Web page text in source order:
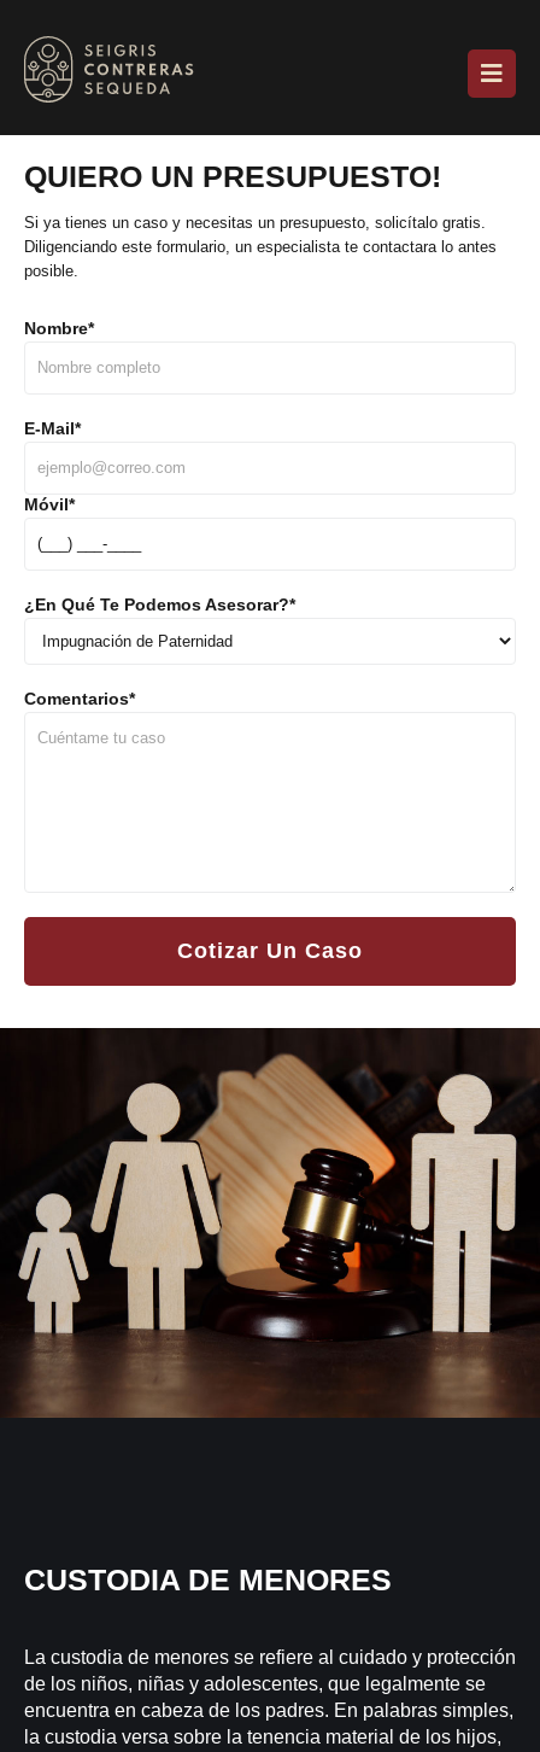
QUIERO UN PRESUPUESTO!
Si ya tienes un caso y necesitas un presupuesto, solicítalo gratis.
Diligenciando este formulario, un especialista te contactara lo antes
posible.
Nombre*
E-Mail*
Móvil*
¿En Qué Te Podemos Asesorar?*
Comentarios*
Cotizar Un Caso
CUSTODIA DE MENORES
La custodia de menores se refiere al cuidado y protección
de los niños, niñas y adolescentes, que legalmente se
encuentra en cabeza de los padres. En palabras simples,
la custodia versa sobre la tenencia material de los hijos,